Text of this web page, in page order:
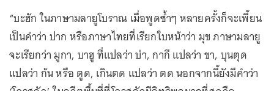
“บะฮัก ในภาษามลายูโบราณ เมื่อพูดซ้ำๆ หลายครั้งก็จะเพี้ยน
เป็นคำว่า ปาก หรือภาษาไทยที่เรียกใบหน้าว่า มุข ภาษามลายู
จะเรียกว่า มูกา, บาฮู ที่แปลว่า บ่า, กากี แปลว่า ขา, บุนตุด
แปลว่า ก้น หรือ ตูด, เกินตด แปลว่า ตด นอกจากนี้ยังมีคำว่า